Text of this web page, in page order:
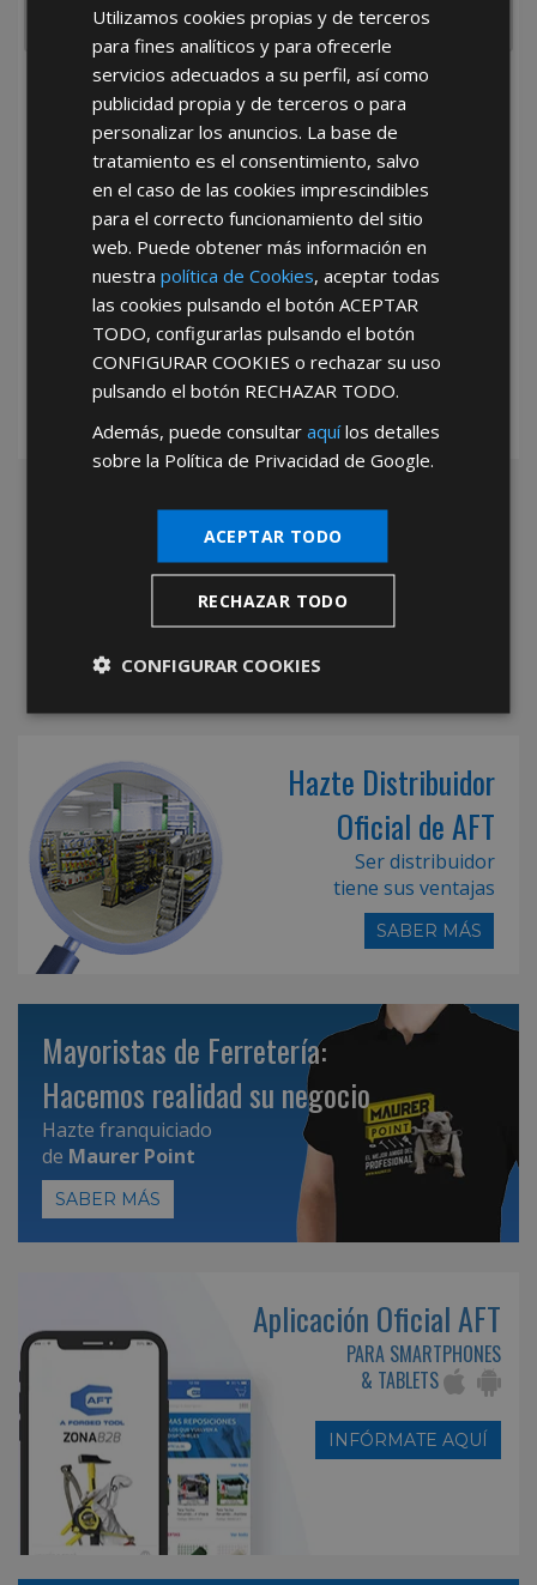
He leído y acepto la Política de Privacidad
*Abstenerse particulares, sólo venta a tiendas y empresas minoristas y
Hazte Distribuidor
Oficial de AFT
Ser distribuidor
tiene sus ventajas
SABER MÁS
Mayoristas de Ferretería:
Hacemos realidad su negocio
Hazte franquiciado
de Maurer Point
SABER MÁS
Aplicación Oficial AFT
PARA SMARTPHONES
& TABLETS
INFÓRMATE AQUÍ
Utilizamos cookies propias y de terceros
para fines analíticos y para ofrecerle
servicios adecuados a su perfil, así como
publicidad propia y de terceros o para
personalizar los anuncios. La base de
tratamiento es el consentimiento, salvo
en el caso de las cookies imprescindibles
para el correcto funcionamiento del sitio
web. Puede obtener más información en
nuestrapolítica de Cookies, aceptar todas
las cookies pulsando el botónACEPTAR
TODO, configurarlas pulsando el botón
CONFIGURAR COOKIES o rechazar su uso
pulsando el botón RECHAZAR TODO.
Además, puede consultaraquílos detalles
sobre la Política de Privacidad de Google.
ACEPTAR TODO
RECHAZAR TODO
CONFIGURAR COOKIES